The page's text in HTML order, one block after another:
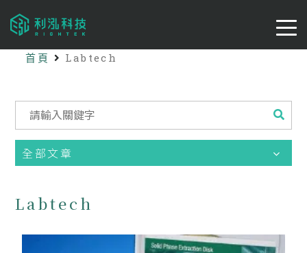
首頁 Labtech
全部文章
Labtech